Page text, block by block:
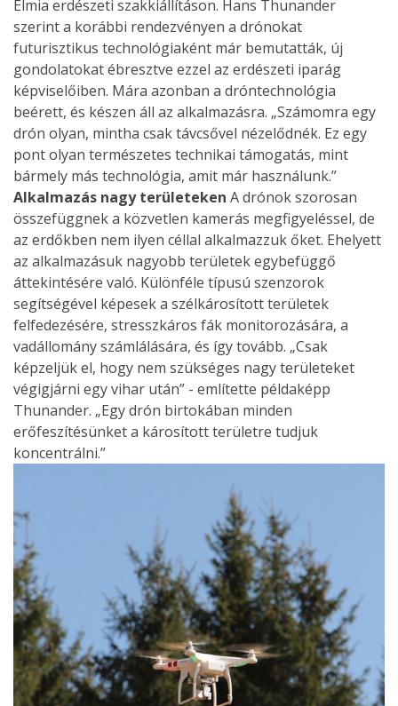
Elmia erdészeti szakkiállításon. Hans Thunander
szerint a korábbi rendezvényen a drónokat
futurisztikus technológiaként már bemutatták, új
gondolatokat ébresztve ezzel az erdészeti iparág
képviselőiben. Mára azonban a dróntechnológia
beérett, és készen áll az alkalmazásra. „Számomra egy
drón olyan, mintha csak távcsővel nézelődnék. Ez egy
pont olyan természetes technikai támogatás, mint
bármely más technológia, amit már használunk.”
Alkalmazás nagy területeken A drónok szorosan
összefüggnek a közvetlen kamerás megfigyeléssel, de
az erdőkben nem ilyen céllal alkalmazzuk őket. Ehelyett
az alkalmazásuk nagyobb területek egybefüggő
áttekintésére való. Különféle típusú szenzorok
segítségével képesek a szélkárosított területek
felfedezésére, stresszkáros fák monitorozására, a
vadállomány számlálására, és így tovább. „Csak
képzeljük el, hogy nem szükséges nagy területeket
végigjárni egy vihar után” - említette példaképp
Thunander. „Egy drón birtokában minden
erőfeszítésünket a károsított területre tudjuk
koncentrálni.”